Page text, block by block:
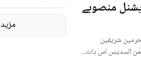
منصوبے
شریفین
السدیس اس بات...